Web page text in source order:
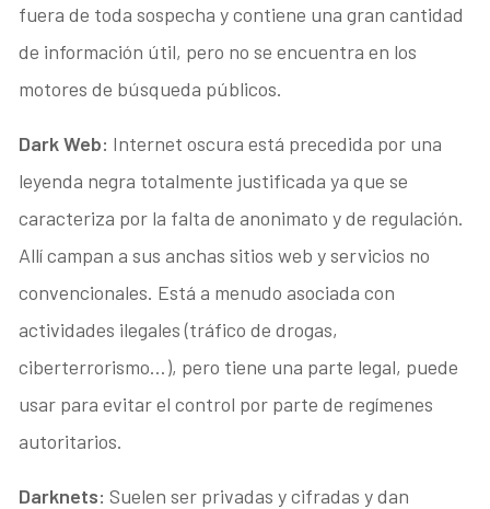
fuera de toda sospecha y contiene una gran cantidad
de información útil, pero no se encuentra en los
motores de búsqueda públicos.
Dark Web: Internet oscura está precedida por una
leyenda negra totalmente justificada ya que se
caracteriza por la falta de anonimato y de regulación.
Allí campan a sus anchas sitios web y servicios no
convencionales. Está a menudo asociada con
actividades ilegales (tráfico de drogas,
ciberterrorismo…), pero tiene una parte legal, puede
usar para evitar el control por parte de regímenes
autoritarios.
Darknets: Suelen ser privadas y cifradas y dan